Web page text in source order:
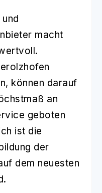
macht
können darauf
an
geboten
ist die
der
dem neuesten